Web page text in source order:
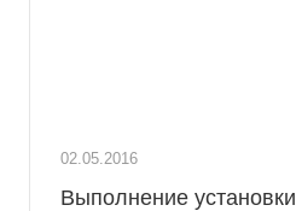
02.05.2016
Выполнение установки